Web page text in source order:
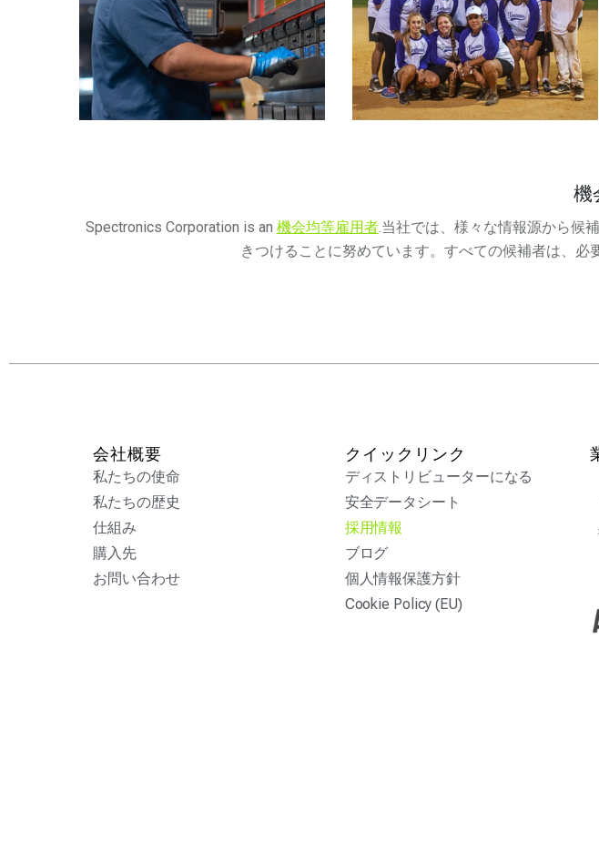
機
Spectronics Corporation is an 機会均等雇用者.当社では、様々な情報源から候
きつけることに努めています。すべての候補者は、必
会社概要
私たちの使命
私たちの歴史
仕組み
購入先
お問い合わせ
クイックリンク
ディストリビューターになる
安全データシート
採用情報
ブログ
個人情報保護方針
Cookie Policy (EU)